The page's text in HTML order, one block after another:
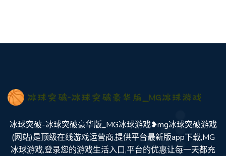
冰球突破-冰球突破豪华版_MG冰球游戏❥mg冰球突破游戏
(网站)是顶级在线游戏运营商,提供平台最新版app下载,MG
冰球游戏,登录您的游戏生活入口,平台的优惠让每一天都充